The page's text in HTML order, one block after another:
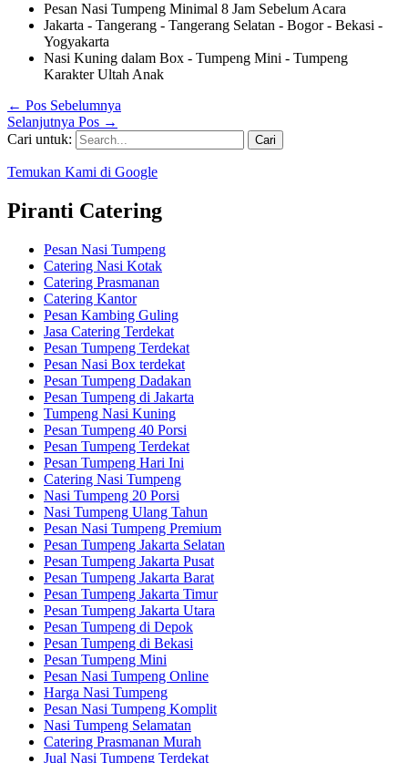
Pesan Nasi Tumpeng Minimal 8 Jam Sebelum Acara
Jakarta - Tangerang - Tangerang Selatan - Bogor - Bekasi -
Yogyakarta
Nasi Kuning dalam Box - Tumpeng Mini - Tumpeng
Karakter Ultah Anak
← Pos Sebelumnya
Selanjutnya Pos →
Cari untuk:
Temukan Kami di Google
Piranti Catering
Pesan Nasi Tumpeng
Catering Nasi Kotak
Catering Prasmanan
Catering Kantor
Pesan Kambing Guling
Jasa Catering Terdekat
Pesan Tumpeng Terdekat
Pesan Nasi Box terdekat
Pesan Tumpeng Dadakan
Pesan Tumpeng di Jakarta
Tumpeng Nasi Kuning
Pesan Tumpeng 40 Porsi
Pesan Tumpeng Terdekat
Pesan Tumpeng Hari Ini
Catering Nasi Tumpeng
Nasi Tumpeng 20 Porsi
Nasi Tumpeng Ulang Tahun
Pesan Nasi Tumpeng Premium
Pesan Tumpeng Jakarta Selatan
Pesan Tumpeng Jakarta Pusat
Pesan Tumpeng Jakarta Barat
Pesan Tumpeng Jakarta Timur
Pesan Tumpeng Jakarta Utara
Pesan Tumpeng di Depok
Pesan Tumpeng di Bekasi
Pesan Tumpeng Mini
Pesan Nasi Tumpeng Online
Harga Nasi Tumpeng
Pesan Nasi Tumpeng Komplit
Nasi Tumpeng Selamatan
Catering Prasmanan Murah
Jual Nasi Tumpeng Terdekat